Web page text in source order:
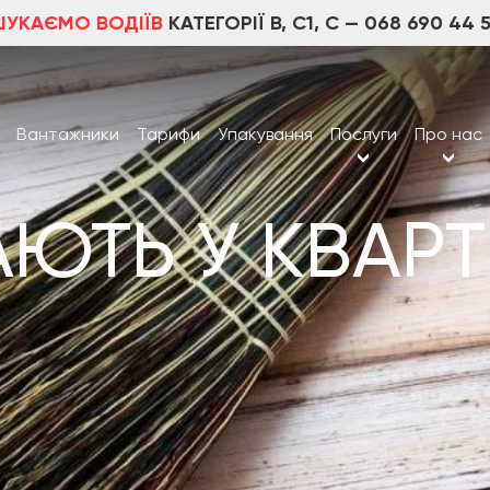
ВОДІЇВ КАТЕГОРІЇ В, С1, С — 068 690 44
Вантажники Тарифи Упакування Послуги Про нас
У